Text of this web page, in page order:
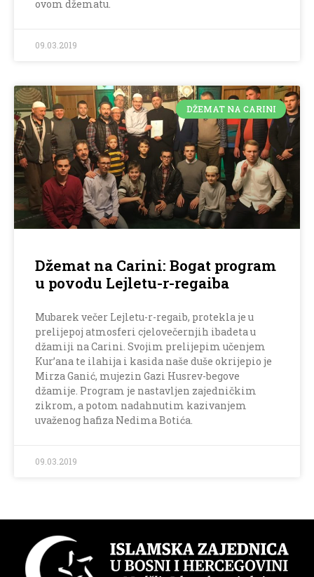
ovom džematu.
09.03.2019
DŽEMAT NA CARINI
Džemat na Carini: Bogat program
u povodu Lejletu-r-regaiba
Mubarek večer Lejletu-r-regaib, protekla je u
prelijepoj atmosferi cjelovečernjih ibadeta u
džamiji na Carini. Svojim prelijepim učenjem
Kur’ana te ilahija i kasida naše duše okrijepio je
Mirza Ganić, mujezin Gazi Husrev-begove
džamije. Program je nastavljen zajedničkim
zikrom, a potom nadahnutim kazivanjem
uvaženog hafiza Nedima Botića.
09.03.2019